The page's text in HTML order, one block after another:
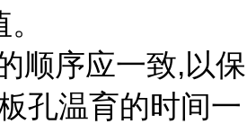
顺序应一致,以保
孔温育的时间一